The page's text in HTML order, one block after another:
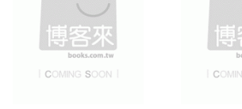
何清湖（主編）(56)
中信出版社(597)
北京出版社(597)